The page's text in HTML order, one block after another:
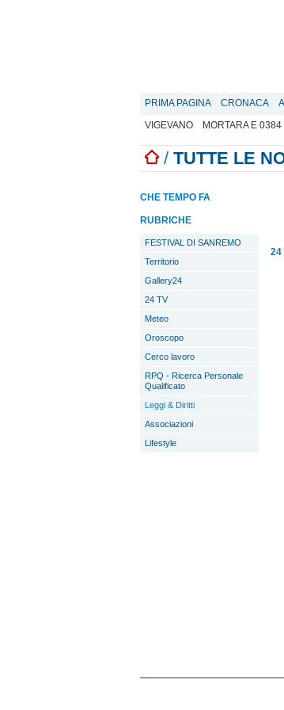
PRIMA PAGINA CRONACA
VIGEVANO
MORTARA E 0384
/ TUTTE LE
CHE TEMPO FA
RUBRICHE
FESTIVAL DI SANREMO
Territorio
Gallery24
24 TV
Meteo
Oroscopo
Cerco lavoro
RPQ - Ricerca Personale
Qualificato
Leggi & Diritti
Associazioni
Lifestyle
24